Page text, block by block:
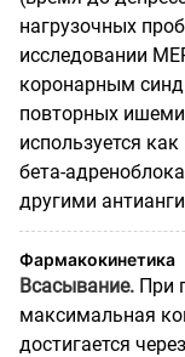
нагрузочных
исследовании
коронарным
повторных
используется
бета-
другими
Фармакокинетика
Всасывание. При
максимальная
достигается